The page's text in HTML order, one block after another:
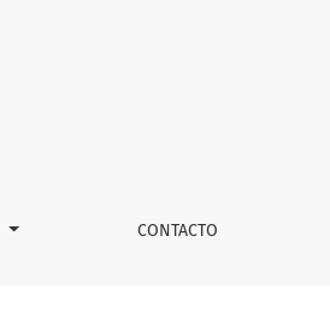
de largo alcance (LoRa)
CONTACTO